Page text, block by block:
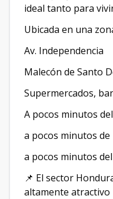
ideal tanto para
Ubicada en una
Av. Independencia
Malecón de Santo
Supermercados,
A pocos minutos
a pocos minutos de
a pocos minutos
📌 El sector
altamente